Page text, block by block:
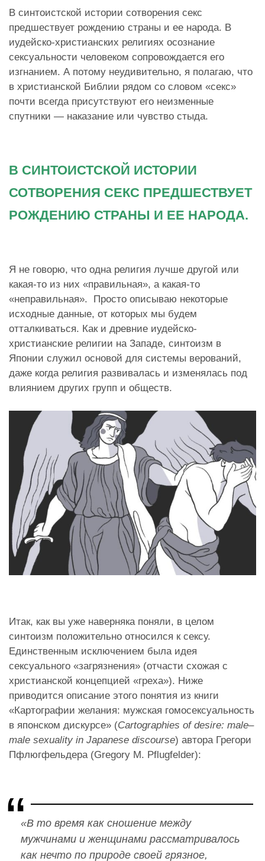
В синтоистской истории сотворения секс
предшествует рождению страны и ее народа. В
иудейско-христианских религиях осознание
сексуальности человеком сопровождается его
изгнанием. А потому неудивительно, я полагаю, что
в христианской Библии рядом со словом «секс»
почти всегда присутствуют его неизменные
спутники — наказание или чувство стыда.
В СИНТОИСТСКОЙ ИСТОРИИ
СОТВОРЕНИЯ СЕКС ПРЕДШЕСТВУЕТ
РОЖДЕНИЮ СТРАНЫ И ЕЕ НАРОДА.
Я не говорю, что одна религия лучше другой или
какая-то из них «правильная», а какая-то
«неправильная». Просто описываю некоторые
исходные данные, от которых мы будем
отталкиваться. Как и древние иудейско-
христианские религии на Западе, синтоизм в
Японии служил основой для системы верований,
даже когда религия развивалась и изменялась под
влиянием других групп и обществ.
Итак, как вы уже наверняка поняли, в целом
синтоизм положительно относился к сексу.
Единственным исключением была идея
сексуального «загрязнения» (отчасти схожая с
христианской концепцией «греха»). Ниже
приводится описание этого понятия из книги
«Картографии желания: мужская гомосексуальность
в японском дискурсе» (Cartographies of desire: male–
male sexuality in Japanese discourse) автора Грегори
Пфлюгфельдера (Gregory M. Pflugfelder):
«В то время как сношение между
мужчинами и женщинами рассматривалось
как нечто по природе своей грязное,